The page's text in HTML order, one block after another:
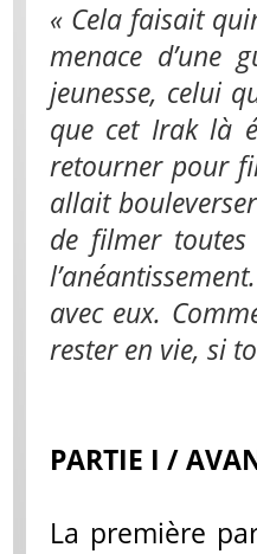
« Cela faisait
menace d’une
jeunesse, celui
que cet Irak là
retourner pour
allait
de filmer
avec eux.
rester en vie, si
PARTIE I /
La première